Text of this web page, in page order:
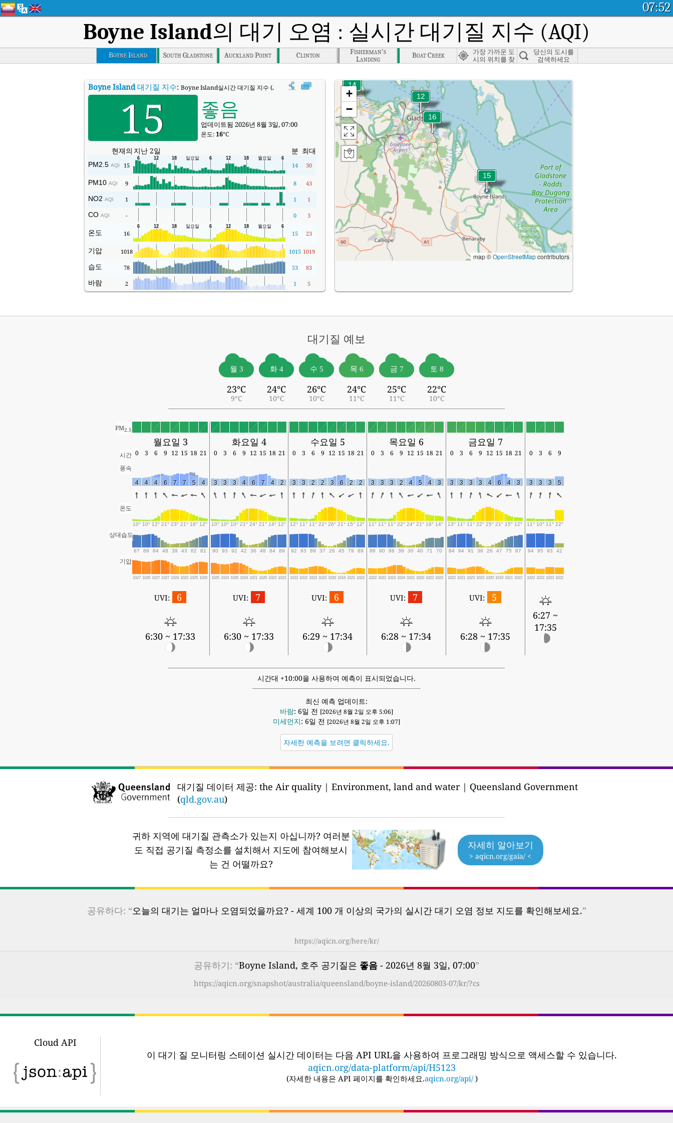
07:52
Boyne Island의 대기 오염 : 실시간 대기질 지수 (AQI)
Boyne Island South Gladstone Auckland Point Clinton
Fisherman's
Landing
Boat Creek
가장 가까운 도
시의 위치를 찾
당신의 도시를
검색하세요
Boyne Island대기질 지수: Boyne Island실시간 대기질 지수 (AQI).
15 좋음
업데이트됨 2026년 8월 3일, 07:00
온도: 16°C
현재의 지난 2일 분 최대
PM2.5 AQI 15 14 30
PM10 AQI 9 8 43
NO2 AQI 1 1 1
CO AQI - 0 3
온도 16 15 23
기압 1018 1015 1019
습도 78 53 83
바람 2 1 5
+
−
map ©OpenStreetMapcontributors
대기질 예보
월 3
23°C
9°C
화 4
24°C
10°C
수 5
26°C
10°C
목 6
24°C
11°C
금 7
25°C
11°C
토 8
22°C
10°C
PM2.5
월요일 3 화요일 4 수요일 5 목요일 6 금요일 7
시간 0 3 6 9 12 15 18 21 0 3 6 9 12 15 18 21 0 3 6 9 12 15 18 21 0 3 6 9 12 15 18 21 0 3 6 9 12 15 18 21 0 3 6
9
풍속
4 4 4 6 7 7 5 4 3 3 3 4 6 7 4 2 3 3 2 2 3 6 2 2 3 3 3 2 4 5 4 3 3 3 3 3 4 6 4 3 3 3 3 5
온도
10° 10° 12° 21° 23° 21° 16° 12° 10° 10° 10° 21° 24° 21° 14° 12° 12° 11° 11° 22° 26° 21° 15° 12° 11° 11° 11° 22° 24° 21° 16° 14° 13° 11° 11° 22° 25° 21° 15° 12° 11° 10° 11° 22°
상대습도
87 89 84 48 39 43 62 81 90 93 92 42 36 48 84 89 92 93 89 37 26 45 79 89 88 90 86 39 30 40 71 70 84 94 91 36 26 47 75 87 94 95 93 42
기압
1027 1026 1027 1027 1024 1023 1025 1026 1025 1024 1026 1024 1021 1020 1022 1023 1022 1022 1023 1023 1020 1019 1021 1022 1022 1022 1023 1024 1021 1020 1022 1023 1022 1021 1023 1023 1020 1019 1021 1022 1022 1022 1023 1022
UVI: 6
6:30 ~ 17:33
UVI: 7
6:30 ~ 17:33
UVI: 6
6:29 ~ 17:34
UVI: 7
6:28 ~ 17:34
UVI: 5
6:28 ~ 17:35
6:27 ~
17:35
시간대 +10:00을 사용하여 예측이 표시되었습니다.
최신 예측 업데이트:
바람: 6일 전 [2026년 8월 2일 오후 5:06]
미세먼지: 6일 전 [2026년 8월 2일 오후 1:07]
자세한 예측을 보려면 클릭하세요.
대기질 데이터 제공: the Air quality | Environment, land and water | Queensland Government
(qld.gov.au)
귀하 지역에 대기질 관측소가 있는지 아십니까? 여러분
도 직접 공기질 측정소를 설치해서 지도에 참여해보시
는 건 어떨까요?
자세히 알아보기
> aqicn.org/gaia/ <
공유하다: “오늘의 대기는 얼마나 오염되었을까요? - 세계 100 개 이상의 국가의 실시간 대기 오염 정보 지도를 확인해보세요.”
https://aqicn.org/here/kr/
공유하기: “Boyne Island, 호주 공기질은 좋음 - 2026년 8월 3일, 07:00”
https://aqicn.org/snapshot/australia/queensland/boyne-island/20260803-07/kr/?cs
Cloud API
이 대기 질 모니터링 스테이션 실시간 데이터는 다음 API URL을 사용하여 프로그래밍 방식으로 액세스할 수 있습니다.
aqicn.org/data-platform/api/H5123
(자세한 내용은 API 페이지를 확인하세요.aqicn.org/api/ )